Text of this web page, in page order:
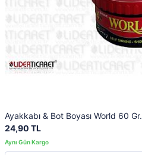
Ayakkabı & Bot Boyası World 60 Gr.
24,90 TL